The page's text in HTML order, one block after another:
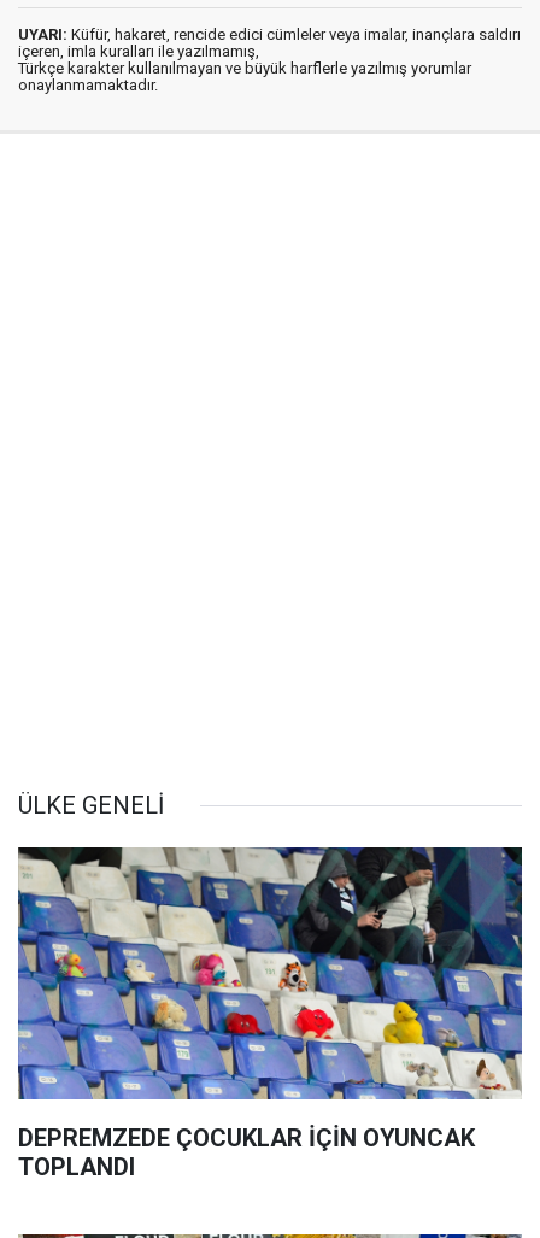
UYARI: Küfür, hakaret, rencide edici cümleler veya imalar, inançlara saldırı
içeren, imla kuralları ile yazılmamış,
Türkçe karakter kullanılmayan ve büyük harflerle yazılmış yorumlar
onaylanmamaktadır.
ÜLKE GENELİ
DEPREMZEDE ÇOCUKLAR İÇİN OYUNCAK
TOPLANDI